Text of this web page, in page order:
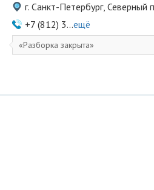
г. Санкт-Петербург, Северный
+7 (812) 3...ещё
Разборка закрыта